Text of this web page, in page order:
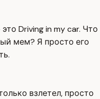
Driving in my car. Что
мем? Я просто его
взлетел, просто